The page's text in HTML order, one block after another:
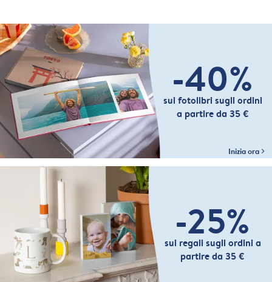
-40%
sui fotolibri sugli ordini
a partire da 35 €
Inizia ora
-25%
sui regali sugli ordini a
partire da 35 €